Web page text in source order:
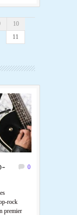
10
11
0
rock
premier